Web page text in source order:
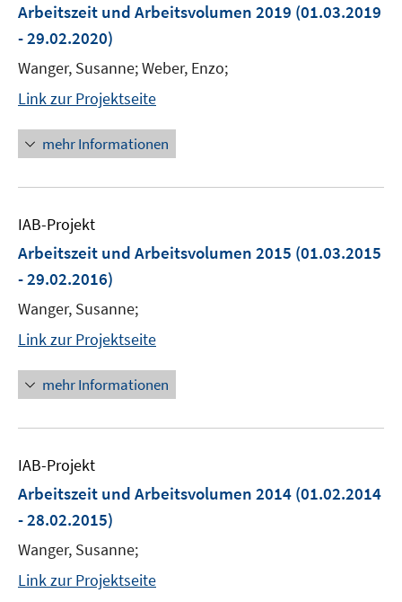
Arbeitszeit und Arbeitsvolumen 2019 (01.03.2019
- 29.02.2020)
Wanger, Susanne; Weber, Enzo;
Link zur Projektseite
mehr Informationen
IAB-Projekt
Arbeitszeit und Arbeitsvolumen 2015 (01.03.2015
- 29.02.2016)
Wanger, Susanne;
Link zur Projektseite
mehr Informationen
IAB-Projekt
Arbeitszeit und Arbeitsvolumen 2014 (01.02.2014
- 28.02.2015)
Wanger, Susanne;
Link zur Projektseite